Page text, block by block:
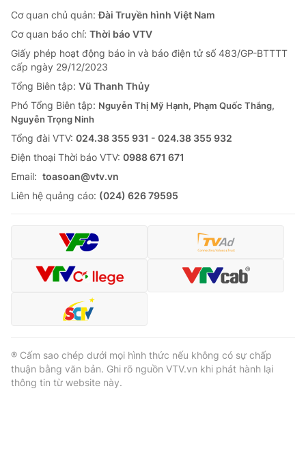
Cơ quan chủ quản:Đài Truyền hình Việt Nam
Cơ quan báo chí: Thời báo VTV
Giấy phép hoạt động báo in và báo điện tử số 483/GP-BTTTT
cấp ngày 29/12/2023
Tổng Biên tập: Vũ Thanh Thủy
Phó Tổng Biên tập: Nguyễn Thị Mỹ Hạnh, Phạm Quốc Thắng,
Nguyễn Trọng Ninh
Tổng đài VTV: 024.38 355 931 - 024.38 355 932
Ðiện thoại Thời báo VTV: 0988 671 671
Email: toasoan@vtv.vn
Liên hệ quảng cáo: (024) 626 79595
® Cấm sao chép dưới mọi hình thức nếu không có sự chấp
thuận bằng văn bản. Ghi rõ nguồn VTV.vn khi phát hành lại
thông tin từ website này.